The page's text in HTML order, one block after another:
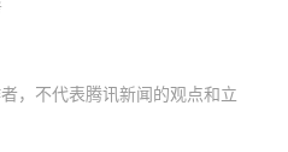
，不代表腾讯新闻的观点和立